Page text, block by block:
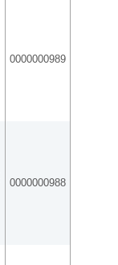
0000000989
0000000988